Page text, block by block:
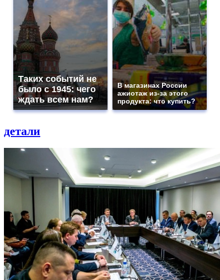
Таких событий не
было с 1945: чего
ждать всем нам?
В магазинах России
ажиотаж из-за этого
продукта: что купить?
детали